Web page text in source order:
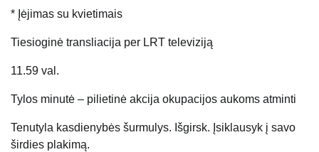
* Įėjimas su kvietimais
Tiesioginė transliacija per LRT televiziją
11.59 val.
Tylos minutė – pilietinė akcija okupacijos aukoms atminti
Tenutyla kasdienybės šurmulys. Išgirsk. Įsiklausyk į savo
širdies plakimą.